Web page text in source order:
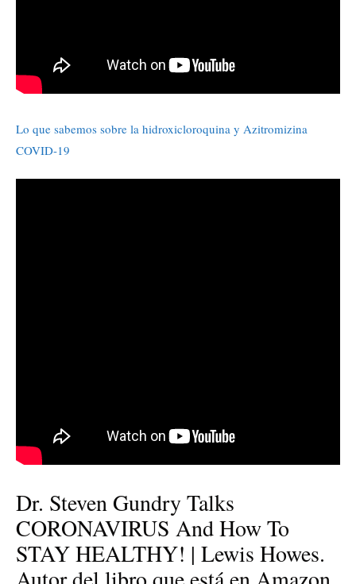
Lo que sabemos sobre la hidroxicloroquina y Azitromizina
COVID-19
Dr. Steven Gundry Talks
CORONAVIRUS And How To
STAY HEALTHY! | Lewis Howes.